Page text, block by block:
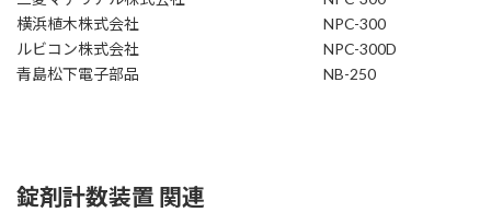
横浜植木株式会社 NPC-300
ルビコン株式会社 NPC-300D
青島松下電子部品 NB-250
錠剤計数装置 関連